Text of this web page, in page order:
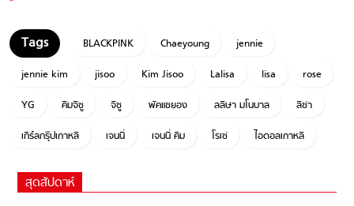
BLACKPINK Chaeyoung
jennie
jennie kim
jisoo Kim Jisoo Lalisa lisa
rose
YG
คิมจีซู จีซู พัคแชยอง ลลิษา มโนบาล
ลิซ่า
เกิร์ลกรุ๊ปเกาหลี
เจนนี่ เจนนี่ คิม โรเซ่ ไอดอลเกาหลี
สุดสัปดาห์